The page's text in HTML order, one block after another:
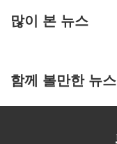
많이 본 뉴스
함께 볼만한 뉴스